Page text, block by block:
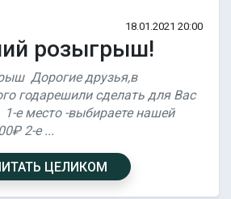
18.01.2021 20:00
розыгрыш!
Дорогие друзья,в
годарешили сделать для Вас
e место -выбираете нашей
2-е ...
ЦЕЛИКОМ